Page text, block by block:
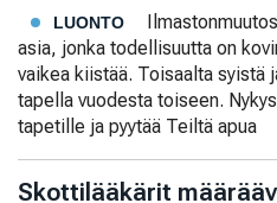
LUONTO
asia, jonka todellisuutta on
vaikea kiistää. Toisaalta syistä
tapella vuodesta toiseen.
tapetille ja pyytää Teiltä apua
Skottilääkärit